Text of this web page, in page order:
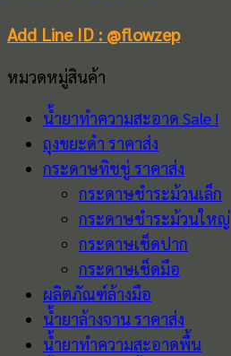
x
quantity
Add Line ID : @flowzep
หมวดหมู่สินค้า
น้ำยาทำความสะอาด Sale !
ถุงขยะดำ ราคาส่ง
กระดาษทิชชู่ ราคาส่ง
กระดาษชำระม้วนเล็ก
กระดาษชำระม้วนใหญ่
กระดาษเช็ดปาก
กระดาษเช็ดมือ
ผลิตภัณฑ์ล้างมือ
น้ำยาล้างจาน ราคาส่ง
น้ำยาทำความสะอาดพื้น